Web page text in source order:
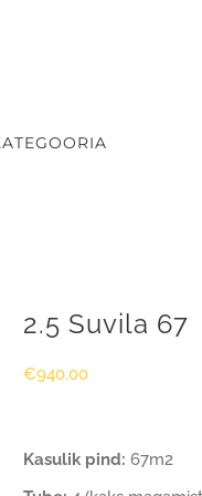
2.5 Suvila 67
€940.00
Kasulik pind: 67m2